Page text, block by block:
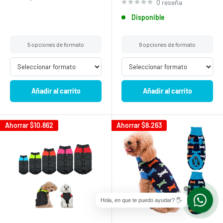
5 opciones de formato
Añadir al carrito
0 reseña
Disponible
9 opciones de formato
Añadir al carrito
Ahorrar$10.862 Ahorrar$8.263
Help
Hola, en que te puedo ayudar? 🖐